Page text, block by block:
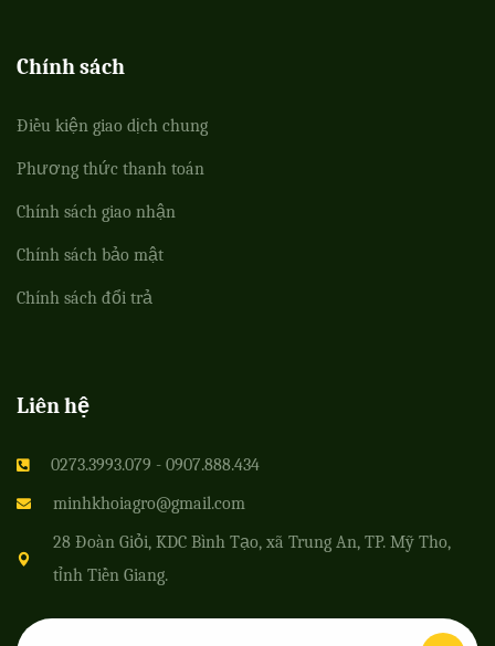
Chính sách
Điều kiện giao dịch chung
Phương thức thanh toán
Chính sách giao nhận
Chính sách bảo mật
Chính sách đổi trả
Liên hệ
0273.3993.079 - 0907.888.434
minhkhoiagro@gmail.com
28 Đoàn Giỏi, KDC Bình Tạo, xã Trung An, TP. Mỹ Tho,
tỉnh Tiền Giang.